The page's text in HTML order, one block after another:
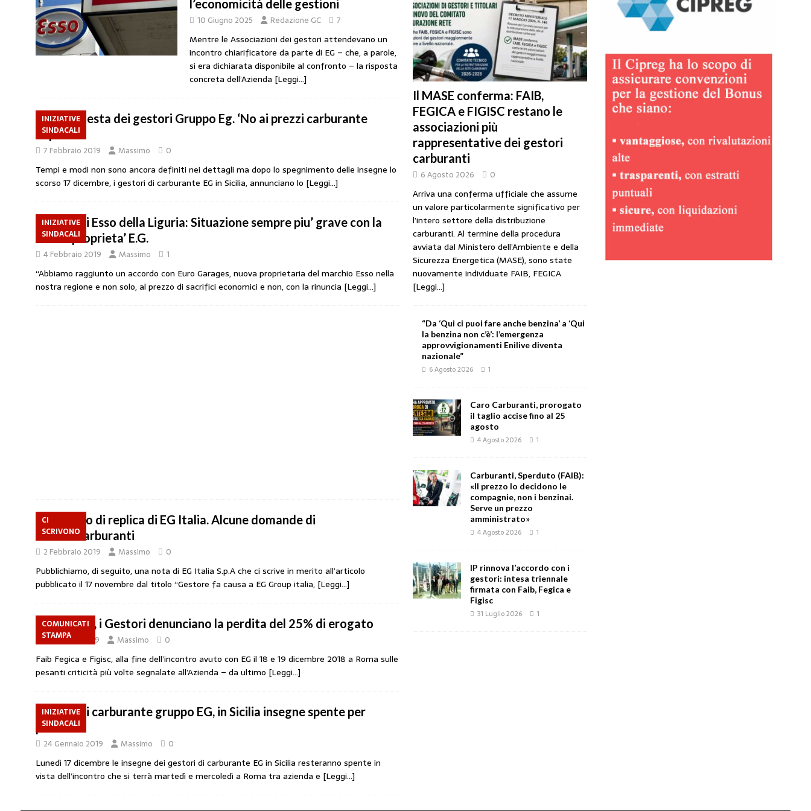
amministrato»
MERCATO PREZZI CARBURANTI
[ 31 Luglio 2026 ]
IP rinnova l’accordo con i gestori: intesa triennale firmata con Faib, Fegica e Figisc
COMUNICATI
STAMPA
Carburanti, i sindacati al Mimit: “I gestori non decidono i prezzi. Basta scaricare su di loro le
[ 29 Luglio 2026 ] Taglio delle accise, il prezzo è libero: i controlli non diventino una presunzione di colpevolezza
[ 6 Agosto 2026 ]
CARBURANTI. CONTROLLI SUI PRODOTTI ADULTERATI: ALTRA SITUAZIONE GRAVE MA NON SERIA
COMUNICATI STAMPA
l’economicità delle gestioni
10 Giugno 2025 Redazione GC 7
Mentre le Associazioni dei gestori attendevano un
incontro chiarificatore da parte di EG – che, a parole,
si era dichiarata disponibile al confronto – la risposta
concreta dell’Azienda [Leggi…]
INIZIATIVE
SINDACALI
La protesta dei gestori Gruppo Eg. ‘No ai prezzi carburante
imposti’
7 Febbraio 2019 Massimo 0
Tempi e modi non sono ancora definiti nei dettagli ma dopo lo spegnimento delle insegne lo
scorso 17 dicembre, i gestori di carburante EG in Sicilia, annunciano lo [Leggi…]
INIZIATIVE
SINDACALI
Gestori Esso della Liguria: Situazione sempre piu’ grave con la
nuova proprieta’ E.G.
4 Febbraio 2019 Massimo 1
“Abbiamo raggiunto un accordo con Euro Garages, nuova proprietaria del marchio Esso nella
nostra regione e non solo, al prezzo di sacrifici economici e non, con la rinuncia [Leggi…]
CI
SCRIVONO
Il diritto di replica di EG Italia. Alcune domande di
Gestoricarburanti
2 Febbraio 2019 Massimo 0
Pubblichiamo, di seguito, una nota di EG Italia S.p.A che ci scrive in merito all’articolo
pubblicato il 17 novembre dal titolo “Gestore fa causa a EG Group italia, [Leggi…]
COMUNICATI
STAMPA
EG Italia, i Gestori denunciano la perdita del 25% di erogato
1 Febbraio 2019 Massimo 0
Faib Fegica e Figisc, alla fine dell’incontro avuto con EG il 18 e 19 dicembre 2018 a Roma sulle
pesanti criticità più volte segnalate all’Azienda – da ultimo [Leggi…]
INIZIATIVE
SINDACALI
Gestori carburante gruppo EG, in Sicilia insegne spente per
protesta
24 Gennaio 2019 Massimo 0
Lunedì 17 dicembre le insegne dei gestori di carburante EG in Sicilia resteranno spente in
vista dell’incontro che si terrà martedì e mercoledì a Roma tra azienda e [Leggi…]
Il MASE conferma: FAIB,
FEGICA e FIGISC restano le
associazioni più
rappresentative dei gestori
carburanti
6 Agosto 2026 0
Arriva una conferma ufficiale che assume
un valore particolarmente significativo per
l’intero settore della distribuzione
carburanti. Al termine della procedura
avviata dal Ministero dell’Ambiente e della
Sicurezza Energetica (MASE), sono state
nuovamente individuate FAIB, FEGICA
[Leggi...]
“Da ‘Qui ci puoi fare anche benzina’ a ‘Qui
la benzina non c’è’: l’emergenza
approvvigionamenti Enilive diventa
nazionale”
6 Agosto 2026 1
Caro Carburanti, prorogato
il taglio accise fino al 25
agosto
4 Agosto 2026 1
Carburanti, Sperduto (FAIB):
«Il prezzo lo decidono le
compagnie, non i benzinai.
Serve un prezzo
amministrato»
4 Agosto 2026 1
IP rinnova l’accordo con i
gestori: intesa triennale
firmata con Faib, Fegica e
Figisc
31 Luglio 2026 1